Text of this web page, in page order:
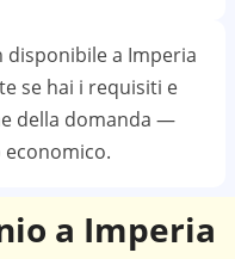
disponibile a Imperia
se hai i requisiti e
della domanda —
a Imperia